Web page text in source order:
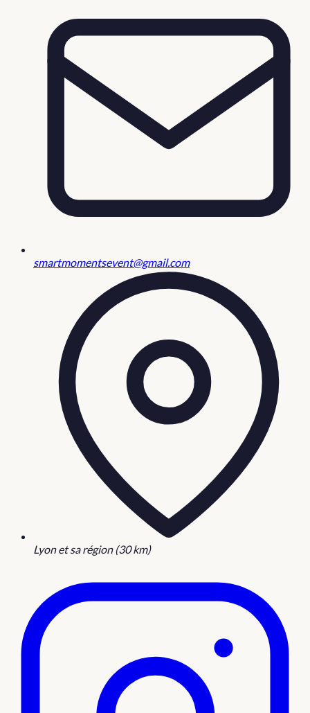
smartmomentsevent@gmail.com
Lyon et sa région (30 km)